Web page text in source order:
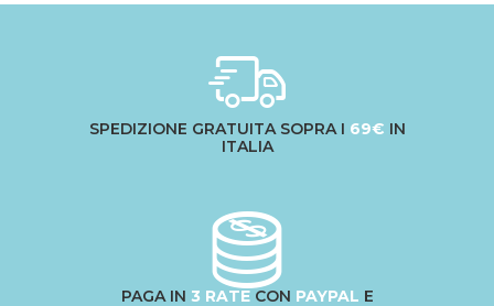
SPEDIZIONE GRATUITA SOPRA I 69€ IN
ITALIA
PAGA IN 3 RATECON PAYPAL E